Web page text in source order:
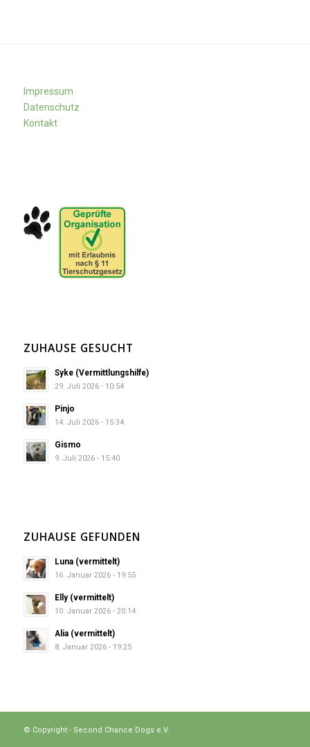
Impressum
Datenschutz
Kontakt
ZUHAUSE GESUCHT
Syke (Vermittlungshilfe)
29. Juli 2026 - 10:54
Pinjo
14. Juli 2026 - 15:34
Gismo
9. Juli 2026 - 15:40
ZUHAUSE GEFUNDEN
Luna (vermittelt)
16. Januar 2026 - 19:55
Elly (vermittelt)
10. Januar 2026 - 20:14
Alia (vermittelt)
8. Januar 2026 - 19:25
© Copyright - Second Chance Dogs e.V.